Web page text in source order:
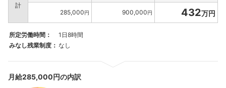
計
285,000円 900,000円 432万円
所定労働時間：
1日8時間
みなし残業制度： なし
月給285,000円の内訳